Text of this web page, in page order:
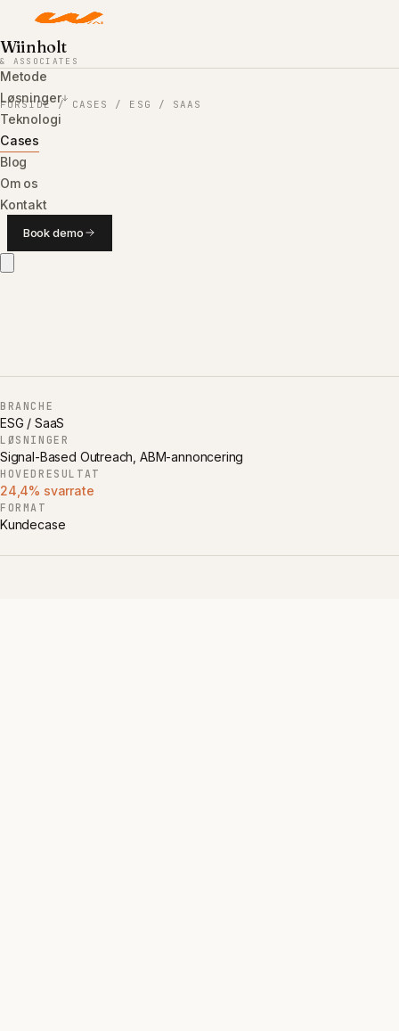
Wiinholt
& ASSOCIATES
Metode
Løsninger
Teknologi
Cases
Blog
Om os
Kontakt
Book demo
FORSIDE / CASES / ESG / SAAS
24,4%
BRANCHE
ESG / SaaS
LØSNINGER
Signal-Based Outreach, ABM-annoncering
HOVEDRESULTAT
24,4% svarrate
FORMAT
Kundecase